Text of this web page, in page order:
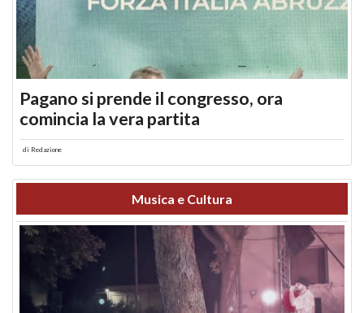
Pagano si prende il congresso, ora
comincia la vera partita
di Redazione
Musica e Cultura